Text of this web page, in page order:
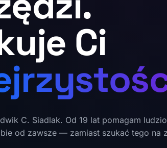
Ci
C. Siadlak. Od 19 lat pomagam
od zawsze — zamiast szukać tego na